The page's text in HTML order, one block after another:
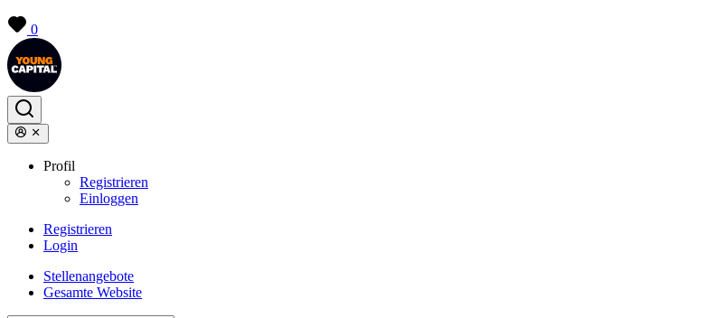
0
Profil
Registrieren
Einloggen
Registrieren
Login
Stellenangebote
Gesamte Website